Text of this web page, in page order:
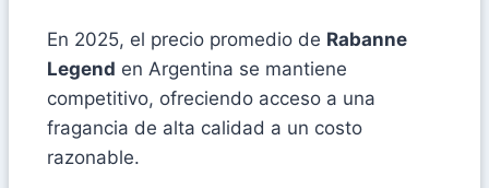
En 2025, el precio promedio de Rabanne
Legend en Argentina se mantiene
competitivo, ofreciendo acceso a una
fragancia de alta calidad a un costo
razonable.